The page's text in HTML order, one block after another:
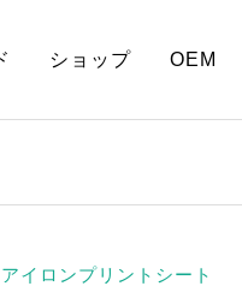
ショップ OEM
アイロンプリントシート